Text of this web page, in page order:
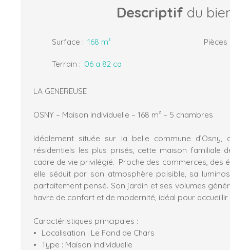
Descriptif du
Surface : 168 m² Pièces
Terrain : 06 a 82 ca
LA GENEREUSE
OSNY – Maison individuelle – 168 m² – 5 chambres
Idéalement située sur la belle commune d’Osny,
résidentiels les plus prisés, cette maison familiale
cadre de vie privilégié. Proche des commerces, des
elle séduit par son atmosphère paisible, sa
parfaitement pensé. Son jardin et ses volumes
havre de confort et de modernité, idéal pour accueillir
Caractéristiques principales :
Localisation : Le Fond de Chars
Type : Maison individuelle